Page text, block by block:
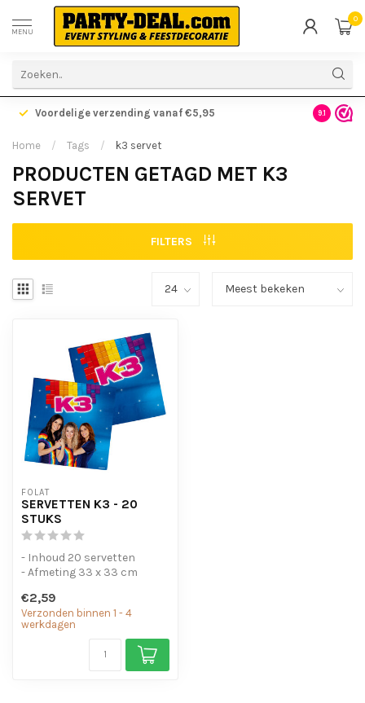
MENU
0
Voordelige verzending vanaf €5,95 Gratis
9.1
Home / Tags / k3 servet
PRODUCTEN GETAGD MET K3
SERVET
FILTERS
FOLAT
SERVETTEN K3 - 20
STUKS
- Inhoud 20 servetten
- Afmeting 33 x 33 cm
€2,59
Verzonden binnen 1 - 4
werkdagen